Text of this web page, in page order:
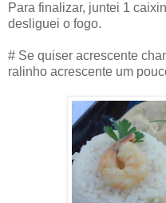
Para finalizar, juntei 1
desliguei o fogo.
# Se quiser acrescente
ralinho acrescente um